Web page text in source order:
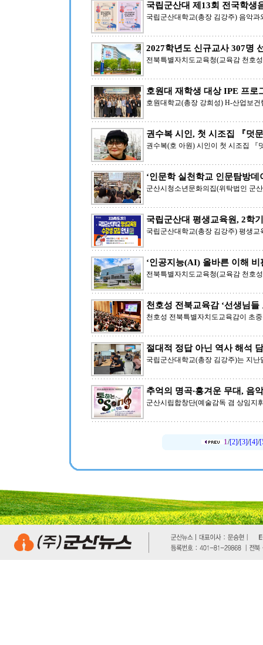
국립군산대 제13회 전국학생
국립군산대학교(총장 김강주) 음악
2027학년도 신규교사 307명
전북특별자치도교육청(교육감 천호
호원대 재학생 대상 IPE 프로
호원대학교(총장 강희성) H-산업보
권수복 시인, 첫 시조집 『덧
권수복(호 아원) 시인이 첫 시조집 『
‘인문학 실천학교 인문탐방데
군산시청소년문화의집(위탁법인 군
국립군산대 평생교육원, 2학
국립군산대학교(총장 김강주) 평생
‘인공지능(AI) 올바른 이해 비
전북특별자치도교육청(교육감 천호
천호성 전북교육감 ‘선생님들
천호성 전북특별자치도교육감이 초
절대적 정답 아닌 역사 해석
국립군산대학교(총장 김강주)는 지
추억의 명곡‧흥겨운 무대, 음
군산시립합창단(예술감독 겸 상임지
1/[2]/[3]/[4]/